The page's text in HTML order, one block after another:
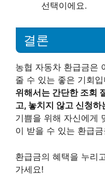
선택이에요.
결론
농협 자동차 환급금은
줄 수 있는 좋은 기회
위해서는 간단한 조회
고, 놓치지 않고 신청하
기쁨을 위해 자신에게
이 받을 수 있는 환급
환급금의 혜택을 누리
가세요!